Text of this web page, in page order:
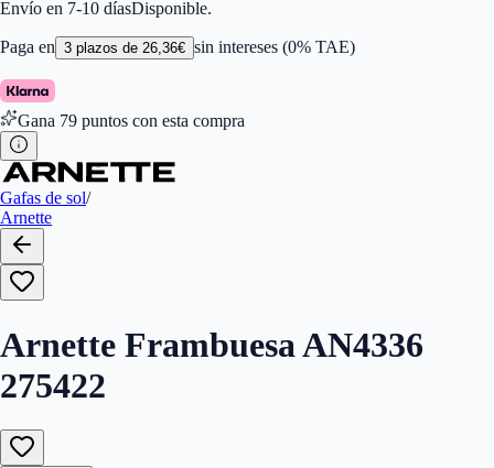
Color de Lentes:Gris
Forma:Rectangular
Género:Hombre
Largo de la Varilla (mm)
Marca
Tipo de Cristales :Polarizados
Envío en 7-10 díasDisponible.
Paga en 3 plazos de 26,36€ sin intereses (0% TAE)
Gana 79 puntos con esta compra
Gafas de sol/
Arnette
Arnette Frambuesa AN4336
275422